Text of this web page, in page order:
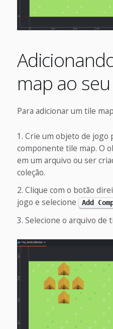
map ao
Para adicionar um tile
Crie um objeto de jogo
componente tile map. O
em um arquivo ou ser
coleção.
Clique com o botão
jogo e selecione
Add
Selecione o arquivo de